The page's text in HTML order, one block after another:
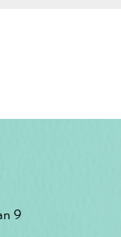
9